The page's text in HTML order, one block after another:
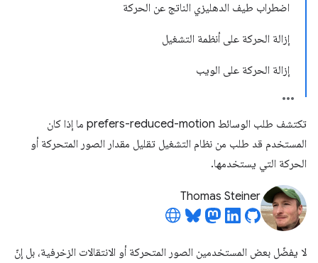
اضطراب طيف الدهليزي الناتج عن الحركة
إزالة الحركة على أنظمة التشغيل
إزالة الحركة على الويب
تكتشف طلب الوسائط prefers-reduced-motion ما إذا كان
المستخدم قد طلب من نظام التشغيل تقليل مقدار الصور المتحركة أو
الحركة التي يستخدمها.
Thomas Steiner
لا يفضّل بعض المستخدمين الصور المتحركة أو الانتقالات الزخرفية، بل إنّ